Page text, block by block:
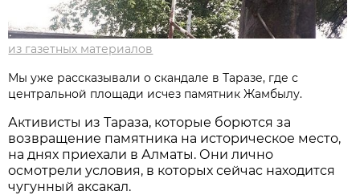
из газетных материалов
Мы уже рассказывали о скандале в Таразе, где с
центральной площади исчез памятник Жамбылу.
Активисты из Тараза, которые борются за
возвращение памятника на историческое место,
на днях приехали в Алматы. Они лично
осмотрели условия, в которых сейчас находится
чугунный аксакал.